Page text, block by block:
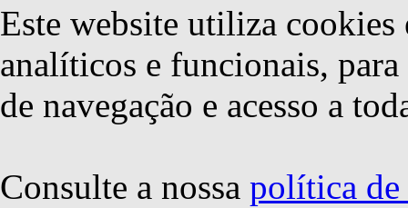
Este website utiliza cookies
analíticos e funcionais,
de navegação e acesso a
Consulte a nossa política de